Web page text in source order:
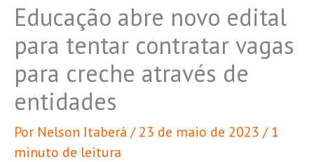
Educação abre novo edital
para tentar contratar vagas
para creche através de
entidades
Por Nelson Itaberá /23 de maio de 2023 /1
minuto de leitura